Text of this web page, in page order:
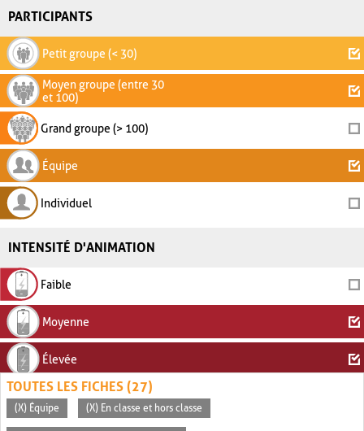
PARTICIPANTS
Petit groupe (< 30)
Moyen groupe (entre 30
et 100)
Grand groupe (> 100)
Équipe
Individuel
INTENSITÉ D'ANIMATION
Faible
Moyenne
Élevée
TOUTES LES FICHES (27)
(X) Équipe (X) En classe et hors classe